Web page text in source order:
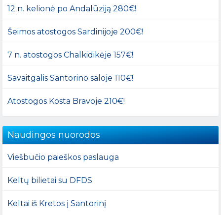
12 n. kelionė po Andalūziją 280€!
Šeimos atostogos Sardinijoje 200€!
7 n. atostogos Chalkidikėje 157€!
Savaitgalis Santorino saloje 110€!
Atostogos Kosta Bravoje 210€!
Naudingos nuorodos
Viešbučio paieškos paslauga
Keltų bilietai su DFDS
Keltai iš Kretos į Santorinį